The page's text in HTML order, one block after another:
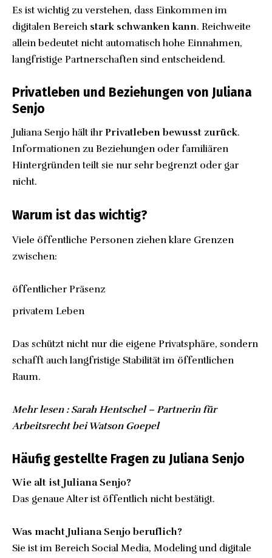
Es ist wichtig zu verstehen, dass Einkommen im
digitalen Bereich stark schwanken kann. Reichweite
allein bedeutet nicht automatisch hohe Einnahmen,
langfristige Partnerschaften sind entscheidend.
Privatleben und Beziehungen von Juliana
Senjo
Juliana Senjo hält ihr Privatleben bewusst zurück.
Informationen zu Beziehungen oder familiären
Hintergründen teilt sie nur sehr begrenzt oder gar
nicht.
Warum ist das wichtig?
Viele öffentliche Personen ziehen klare Grenzen
zwischen:
öffentlicher Präsenz
privatem Leben
Das schützt nicht nur die eigene Privatsphäre, sondern
schafft auch langfristige Stabilität im öffentlichen
Raum.
Mehr lesen : Sarah Hentschel – Partnerin für
Arbeitsrecht bei Watson Goepel
Häufig gestellte Fragen zu Juliana Senjo
Wie alt ist Juliana Senjo?
Das genaue Alter ist öffentlich nicht bestätigt.
Was macht Juliana Senjo beruflich?
Sie ist im Bereich Social Media, Modeling und digitale